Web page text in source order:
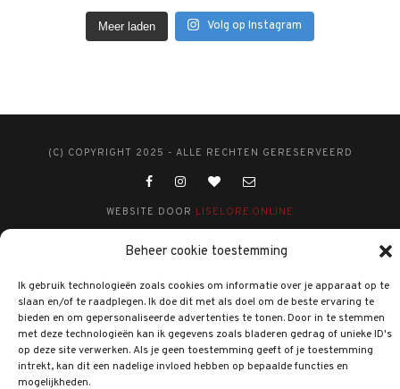
Beheer cookie toestemming
Ik gebruik technologieën zoals cookies om informatie over je apparaat op te
slaan en/of te raadplegen. Ik doe dit met als doel om de beste ervaring te
bieden en om gepersonaliseerde advertenties te tonen. Door in te stemmen
met deze technologieën kan ik gegevens zoals bladeren gedrag of unieke ID's
op deze site verwerken. Als je geen toestemming geeft of je toestemming
intrekt, kan dit een nadelige invloed hebben op bepaalde functies en
mogelijkheden.
Meer laden Volg op Instagram
(C) COPYRIGHT 2025 - ALLE RECHTEN GERESERVEERD
WEBSITE DOOR LISELORE.ONLINE